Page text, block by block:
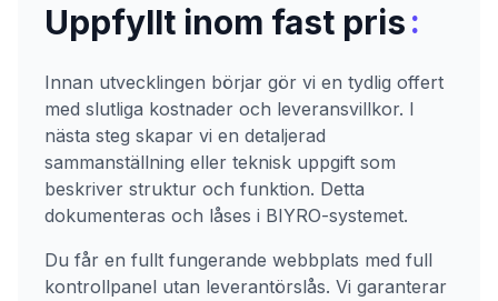
Uppfyllt inom fast pris:
Innan utvecklingen börjar gör vi en tydlig offert
med slutliga kostnader och leveransvillkor. I
nästa steg skapar vi en detaljerad
sammanställning eller teknisk uppgift som
beskriver struktur och funktion. Detta
dokumenteras och låses i BIYRO-systemet.
Du får en fullt fungerande webbplats med full
kontrollpanel utan leverantörslås. Vi garanterar